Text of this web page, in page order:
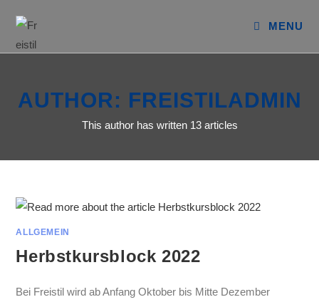
content
MENU
AUTHOR: FREISTILADMIN
This author has written 13 articles
ALLGEMEIN
Herbstkursblock 2022
Bei Freistil wird ab Anfang Oktober bis Mitte Dezember